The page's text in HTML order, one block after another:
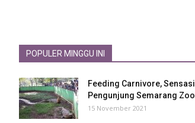
POPULER MINGGU INI
Feeding Carnivore, Sensasi
Pengunjung Semarang Zoo
15 November 2021